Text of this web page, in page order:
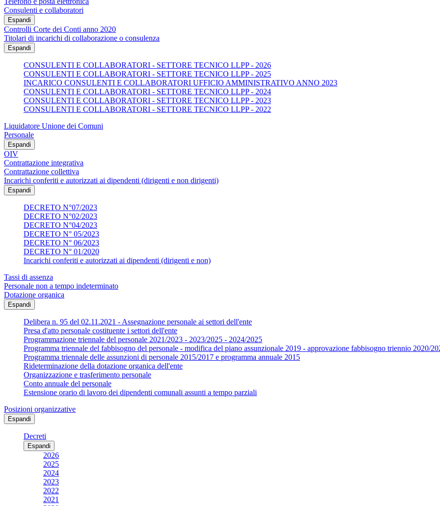
Consulenti e collaboratori
Espandi
Controlli Corte dei Conti anno 2020
Titolari di incarichi di collaborazione o consulenza
Espandi
CONSULENTI E COLLABORATORI - SETTORE TECNICO LLPP - 2026
CONSULENTI E COLLABORATORI - SETTORE TECNICO LLPP - 2025
INCARICO CONSULENTI E COLLABORATORI UFFICIO AMMINISTRATIVO ANNO 2023
CONSULENTI E COLLABORATORI - SETTORE TECNICO LLPP - 2024
CONSULENTI E COLLABORATORI - SETTORE TECNICO LLPP - 2023
CONSULENTI E COLLABORATORI - SETTORE TECNICO LLPP - 2022
Liquidatore Unione dei Comuni
Personale
Espandi
OIV
Contrattazione integrativa
Contrattazione collettiva
Incarichi conferiti e autorizzati ai dipendenti (dirigenti e non dirigenti)
Espandi
DECRETO N°07/2023
DECRETO N°02/2023
DECRETO N°04/2023
DECRETO N° 05/2023
DECRETO N° 06/2023
DECRETO N° 01/2020
Incarichi conferiti e autorizzati ai dipendenti (dirigenti e non)
Tassi di assenza
Personale non a tempo indeterminato
Dotazione organica
Espandi
Delibera n. 95 del 02.11.2021 - Assegnazione personale ai settori dell'ente
Presa d'atto personale costituente i settori dell'ente
Programmazione triennale del personale 2021/2023 - 2023/2025 - 2024/2025
Programma triennale del fabbisogno del personale - modifica del piano assunzionale 2019 - approvazione fabbisogno triennio 2020/
Programma triennale delle assunzioni di personale 2015/2017 e programma annuale 2015
Rideterminazione della dotazione organica dell'ente
Organizzazione e trasferimento personale
Conto annuale del personale
Estensione orario di lavoro dei dipendenti comunali assunti a tempo parziali
Posizioni organizzative
Espandi
Decreti
Espandi
2026
2025
2024
2023
2022
2021